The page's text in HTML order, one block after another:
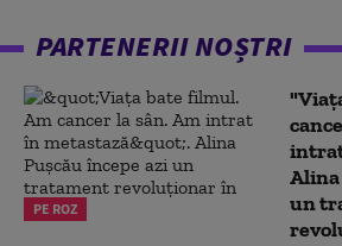
PARTENERII NOȘTRI
PE ROZ
Alina
un